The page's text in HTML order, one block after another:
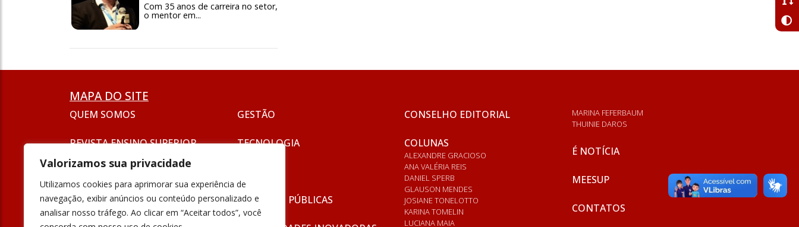
Valorizamos sua privacidade
Utilizamos cookies para aprimorar sua experiência de
navegação, exibir anúncios ou conteúdo personalizado e
analisar nosso tráfego. Ao clicar em “Aceitar todos”, você
Com 35 anos de carreira no setor,
o mentor em...
MAPA DO SITE
QUEM SOMOS
REVISTA ENSINO SUPERIOR
SEJA UM ANUNCIANTE
FORMAÇÃO
INOVAÇÃO
GESTÃO
TECNOLOGIA
POLÍTICAS PÚBLICAS
CONSELHO EDITORIAL
COLUNAS
ALEXANDRE GRACIOSO
ANA VALÉRIA REIS
DANIEL SPERB
GLAUSON MENDES
JOSIANE TONELOTTO
KARINA TOMELIN
LUCIANA MAIA
MARINA FEFERBAUM
THUINIE DAROS
É NOTÍCIA
MEESUP
CONTATOS